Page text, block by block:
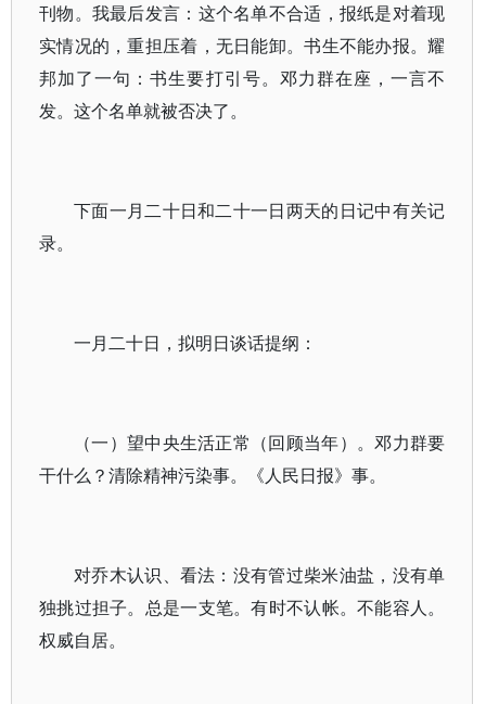
刊物。我最后发言：这个名单不合适，报纸是对着现
实情况的，重担压着，无日能卸。书生不能办报。耀
邦加了一句：书生要打引号。邓力群在座，一言不
发。这个名单就被否决了。
下面一月二十日和二十一日两天的日记中有关记
录。
一月二十日，拟明日谈话提纲：
（一）望中央生活正常（回顾当年）。邓力群要
干什么？清除精神污染事。《人民日报》事。
对乔木认识、看法：没有管过柴米油盐，没有单
独挑过担子。总是一支笔。有时不认帐。不能容人。
权威自居。